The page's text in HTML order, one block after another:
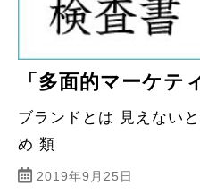
「多面的マーケテ
ブランドとは 見えない
め 類
2019年9月25日